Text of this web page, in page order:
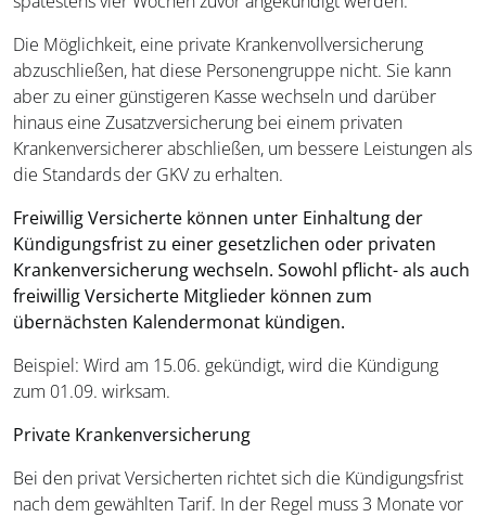
Die Möglichkeit, eine private Krankenvollversicherung
abzuschließen, hat diese Personengruppe nicht. Sie kann
aber zu einer günstigeren Kasse wechseln und darüber
hinaus eine Zusatzversicherung bei einem privaten
Krankenversicherer abschließen, um bessere Leistungen als
die Standards der GKV zu erhalten.
Freiwillig Versicherte können unter Einhaltung der
Kündigungsfrist zu einer gesetzlichen oder privaten
Krankenversicherung wechseln. Sowohl pflicht- als auch
freiwillig Versicherte Mitglieder können zum
übernächsten Kalendermonat kündigen.
Beispiel: Wird am 15.06. gekündigt, wird die Kündigung
zum 01.09. wirksam.
Private Krankenversicherung
Bei den privat Versicherten richtet sich die Kündigungsfrist
nach dem gewählten Tarif. In der Regel muss 3 Monate vor